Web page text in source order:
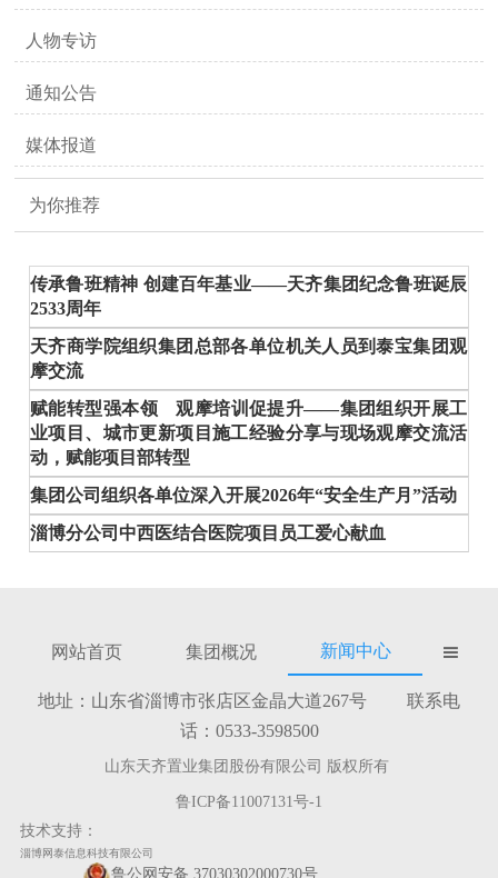
人物专访
通知公告
媒体报道
为你推荐
传承鲁班精神 创建百年基业——天齐集团纪念鲁班诞辰
2533周年
天齐商学院组织集团总部各单位机关人员到泰宝集团观
摩交流
赋能转型强本领 观摩培训促提升——集团组织开展工
业项目、城市更新项目施工经验分享与现场观摩交流活
动，赋能项目部转型
集团公司组织各单位深入开展2026年“安全生产月”活动
淄博分公司中西医结合医院项目员工爱心献血
网站首页 集团概况 新闻中心 
地址：山东省淄博市张店区金晶大道267号 联系电
话：0533-3598500
山东天齐置业集团股份有限公司 版权所有
鲁ICP备11007131号-1
技术支持：
淄博网泰信息科技有限公司
鲁公网安备 37030302000730号